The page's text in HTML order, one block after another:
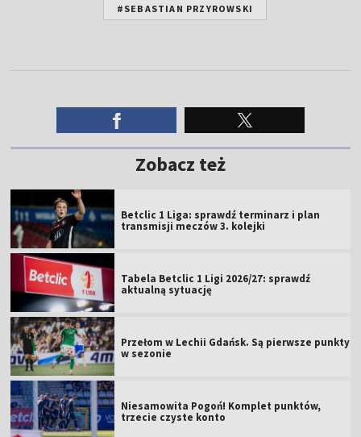
#SEBASTIAN PRZYROWSKI
Zobacz też
Betclic 1 Liga: sprawdź terminarz i plan
transmisji meczów 3. kolejki
Tabela Betclic 1 Ligi 2026/27: sprawdź
aktualną sytuację
Przełom w Lechii Gdańsk. Są pierwsze punkty
w sezonie
Niesamowita Pogoń! Komplet punktów,
trzecie czyste konto